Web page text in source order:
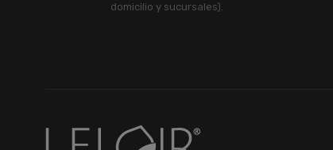
domicilio y sucursales).